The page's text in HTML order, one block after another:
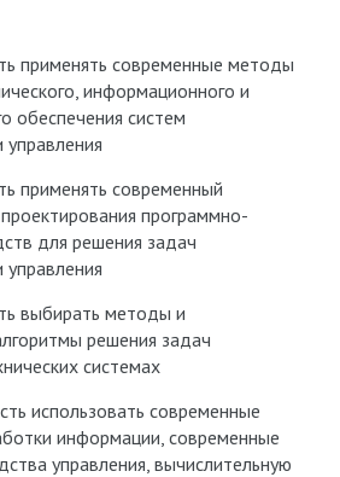
применять современные методы
информационного и
обеспечения систем
применять современный
программно-
для решения задач
выбирать методы и
решения задач
системах
использовать современные
информации, современные
управления, вычислительную